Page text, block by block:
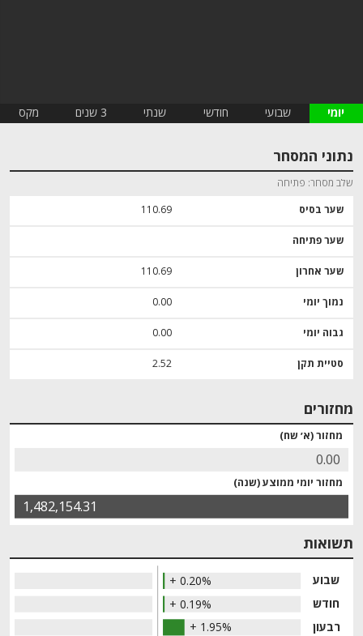
יומי שבועי חודשי שנתי 3 שנים מקס
נתוני המסחר
שלב מסחר פתיחה
שער בסיס 110.69
שער פתיחה
שער אחרון 110.69
נמוך יומי 0.00
גבוה יומי 0.00
סטיית תקן 2.52
מחזורים
0.00
1,482,154.31
מחזור יומי ממוצע (שנה)
מחזור (א׳ שח)
תשואות
+ 0.20%
+ 0.19%
+ 1.95%
רבעון
חודש
שבוע